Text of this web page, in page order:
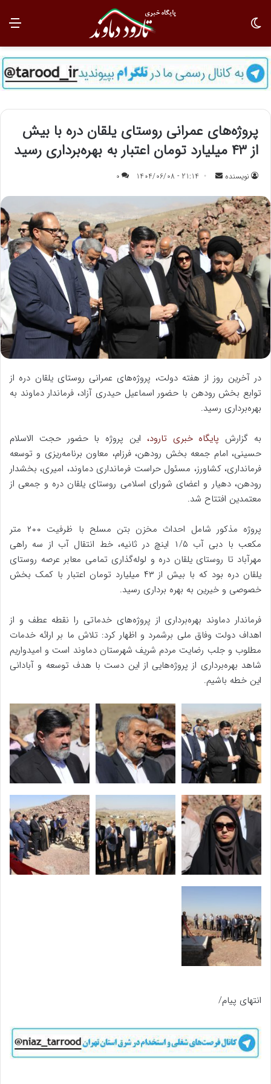
پروژه‌های عمرانی روستای یلقان دره با بیش
از ۴۳ میلیارد تومان اعتبار به بهره‌برداری رسید
نویسنده
س
ا
ل
ه
ا
ی
ی
ل
21:14 - 1404/06/08
0
در آخرین روز از هفته دولت، پروژه‌های عمرانی روستای یلقان دره از
توابع بخش رودهن با حضور اسماعیل حیدری آزاد، فرماندار دماوند به
بهره‌برداری رسید.
به گزارش پایگاه خبری تارود، این پروژه با حضور حجت الاسلام
حسینی، امام جمعه بخش رودهن، فرزام، معاون برنامه‌ریزی و توسعه
فرمانداری، کشاورز، مسئول حراست فرمانداری دماوند، امیری، بخشدار
رودهن، دهیار و اعضای شورای اسلامی روستای یلقان دره و جمعی از
معتمدین افتتاح شد.
پروژه مذکور شامل احداث مخزن بتن مسلح با ظرفیت ۲۰۰ متر
مکعب با دبی آب ۱/۵ اینچ در ثانیه، خط انتقال آب از سه راهی
مهرآباد تا روستای یلقان دره و لوله‌گذاری تمامی معابر عرصه روستای
یلقان دره بود که با بیش از ۴۳ میلیارد تومان اعتبار با کمک بخش
خصوصی و خیرین به بهره برداری رسید.
فرماندار دماوند بهره‌برداری از پروژه‌های خدماتی را نقطه عطف و از
اهداف دولت وفاق ملی برشمرد و اظهار کرد: تلاش ما بر ارائه خدمات
مطلوب و جلب رضایت مردم شریف شهرستان دماوند است و امیدواریم
شاهد بهره‌برداری از پروژه‌هایی از این دست با هدف توسعه و آبادانی
این خطه باشیم.
انتهای پیام/